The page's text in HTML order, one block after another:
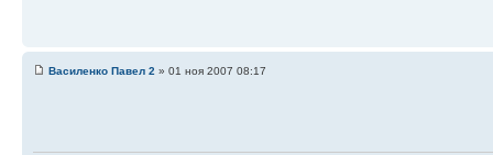
Василенко Павел 2 » 01 ноя 2007 08:17